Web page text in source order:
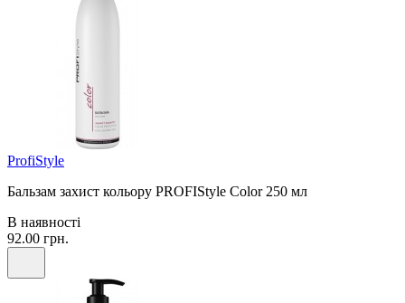
ProfiStyle
Бальзам захист кольору PROFIStyle Color 250 мл
В наявності
92.00 грн.